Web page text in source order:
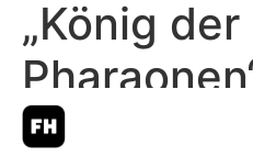
„König der